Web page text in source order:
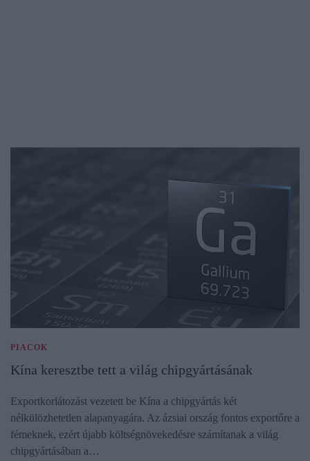
PIACOK
Kína keresztbe tett a világ chipgyártásának
Exportkorlátozást vezetett be Kína a chipgyártás két
nélkülözhetetlen alapanyagára. Az ázsiai ország fontos exportőre a
fémeknek, ezért újabb költségnövekedésre számítanak a világ
chipgyártásában a…